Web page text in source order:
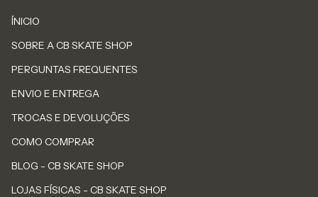
ÍNICIO
SOBRE A CB SKATE SHOP
PERGUNTAS FREQUENTES
ENVIO E ENTREGA
TROCAS E DEVOLUÇÕES
COMO COMPRAR
BLOG - CB SKATE SHOP
LOJAS FÍSICAS - CB SKATE SHOP